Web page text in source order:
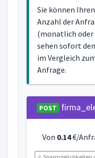
Sie können
Anzahl der
(monatlich oder
sehen sofort
im Vergleich
Anfrage.
POST
Von 0.14€/